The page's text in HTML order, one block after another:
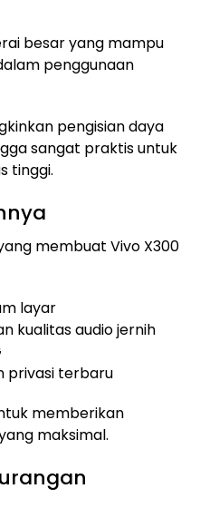
besar yang mampu
penggunaan
pengisian daya
sangat praktis untuk
tinggi.
membuat Vivo X300
layar
kualitas audio jernih
privasi terbaru
memberikan
maksimal.